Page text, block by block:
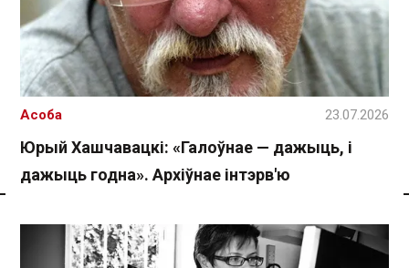
Юрый Хашчавацкі: «Галоўнае — дажыць, і
дажыць годна». Архіўнае інтэрв'ю
Асоба 23.07.2026